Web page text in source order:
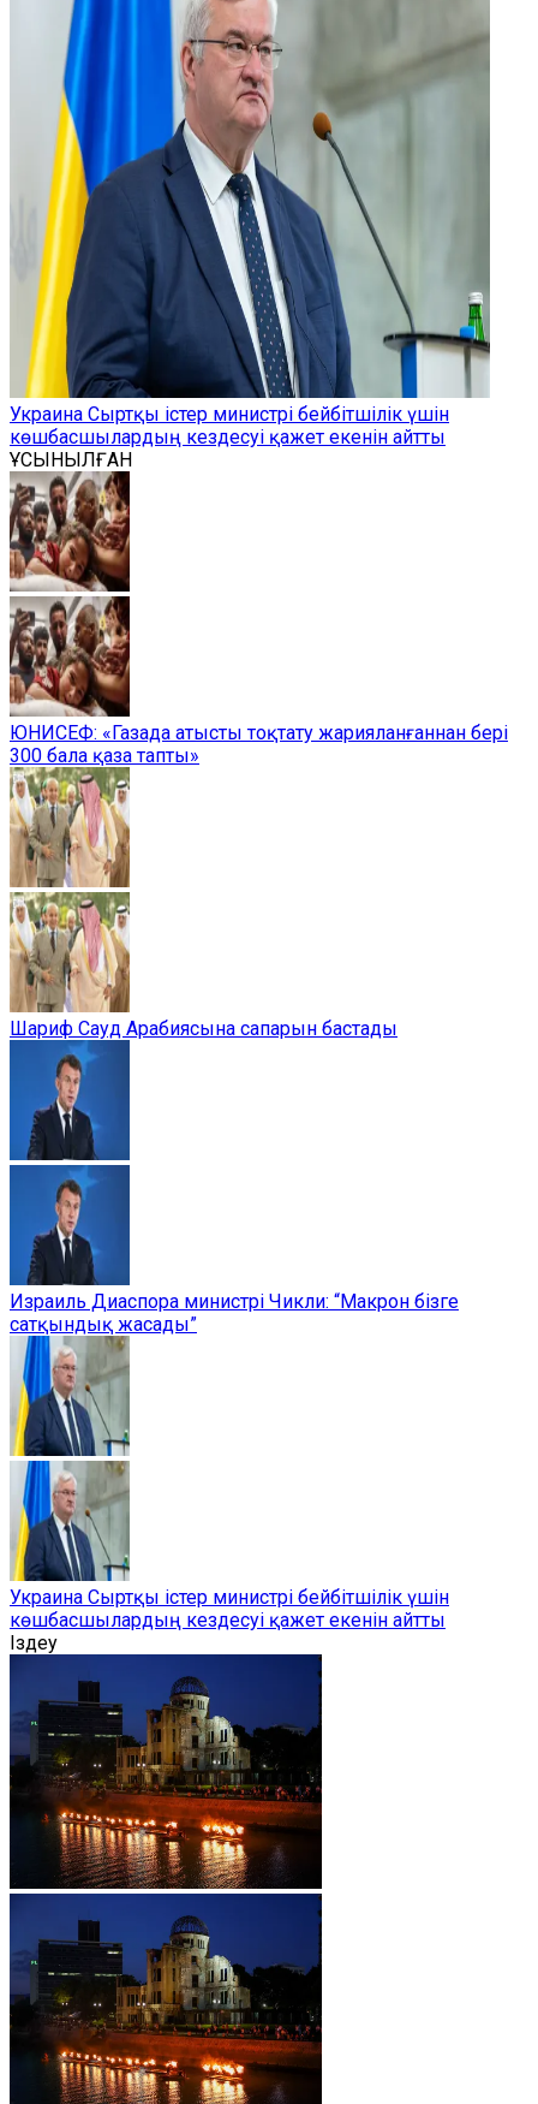
Украина Сыртқы істер министрі бейбітшілік үшін
көшбасшылардың кездесуі қажет екенін айтты
ҰСЫНЫЛҒАН
ЮНИСЕФ: «Газада атысты тоқтату жарияланғаннан бері
300 бала қаза тапты»
Шариф Сауд Арабиясына сапарын бастады
Израиль Диаспора министрі Чикли: “Макрон бізге
сатқындық жасады”
Украина Сыртқы істер министрі бейбітшілік үшін
көшбасшылардың кездесуі қажет екенін айтты
Іздеу